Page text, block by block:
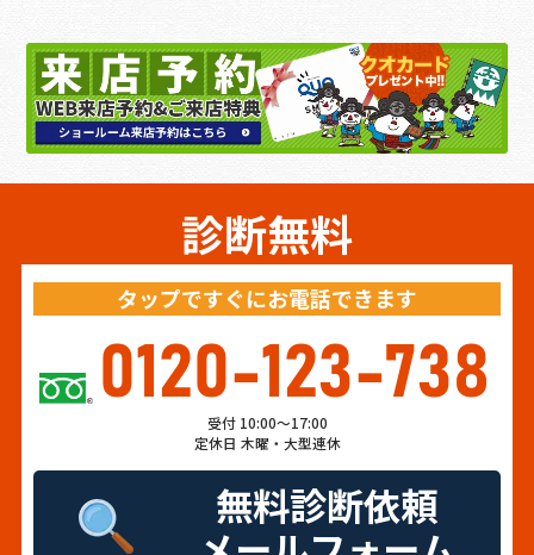
診断無料
タップですぐにお電話できます
0120-123-738
受付 10:00～17:00
定休日 木曜・大型連休
無料診断依頼